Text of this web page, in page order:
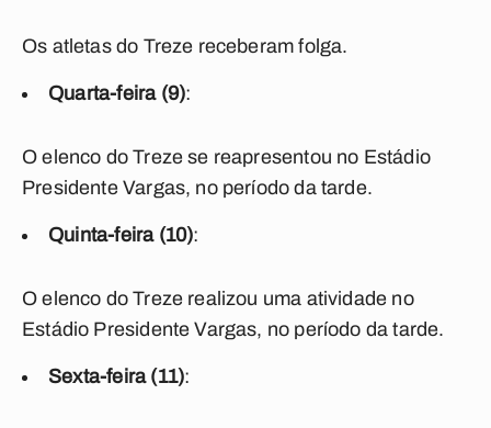
Os atletas do Treze receberam folga.
Quarta-feira (9):
O elenco do Treze se reapresentou no Estádio
Presidente Vargas, no período da tarde.
Quinta-feira (10):
O elenco do Treze realizou uma atividade no
Estádio Presidente Vargas, no período da tarde.
Sexta-feira (11):